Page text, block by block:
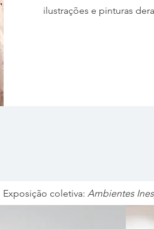
ilustrações e pinturas
Exposição coletiva: Ambientes